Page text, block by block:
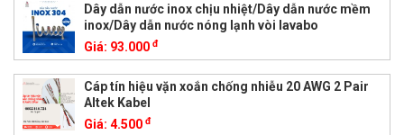
Dây dẫn nước inox chịu nhiệt/Dây dẫn nước mềm
inox/Dây dẫn nước nóng lạnh vòi lavabo
Giá: 93.000 đ
Cáp tín hiệu vặn xoắn chống nhiễu 20 AWG 2 Pair
Altek Kabel
Giá: 4.500 đ